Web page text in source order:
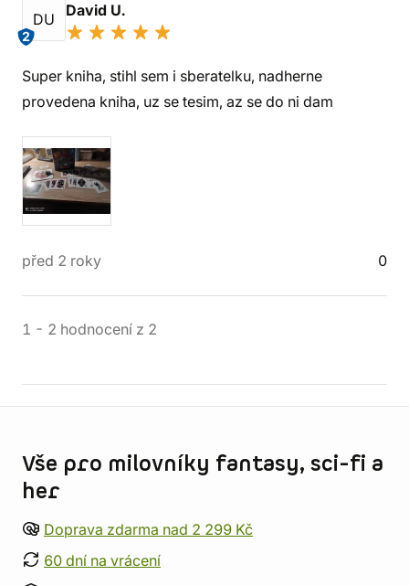
DU
2
David U.
Super kniha, stihl sem i sberatelku, nadherne
provedena kniha, uz se tesim, az se do ni dam
před 2 roky 0
1 - 2 hodnocení z 2
Vše pro milovníky fantasy, sci-fi a
her
Doprava zdarma nad 2 299 Kč
60 dní na vrácení